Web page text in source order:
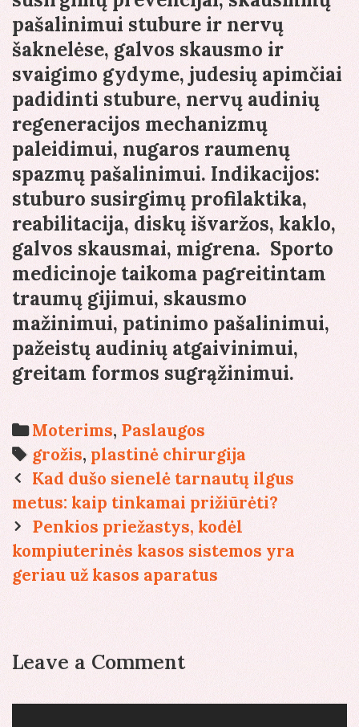
pašalinimui stubure ir nervų
šaknelėse, galvos skausmo ir
svaigimo gydyme, judesių apimčiai
padidinti stubure, nervų audinių
regeneracijos mechanizmų
paleidimui, nugaros raumenų
spazmų pašalinimui. Indikacijos:
stuburo susirgimų profilaktika,
reabilitacija, diskų išvaržos, kaklo,
galvos skausmai, migrena. Sporto
medicinoje taikoma pagreitintam
traumų gijimui, skausmo
mažinimui, patinimo pašalinimui,
pažeistų audinių atgaivinimui,
greitam formos sugrąžinimui.
Categories
Moterims, Paslaugos
Tags
grožis, plastinė chirurgija
Post
navigation
Kad dušo sienelė tarnautų ilgus
metus: kaip tinkamai prižiūrėti?
Penkios priežastys, kodėl
kompiuterinės kasos sistemos yra
geriau už kasos aparatus
Leave a Comment